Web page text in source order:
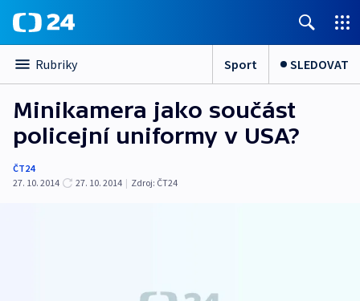
Rubriky Sport SLEDOVAT
Minikamera jako součást
policejní uniformy v USA?
ČT24
27. 10. 2014
27. 10. 2014 | Zdroj: ČT24